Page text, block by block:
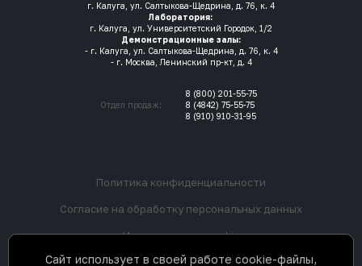
г. Калуга, ул. Салтыкова-Щедрина, д. 76, к. 4
Лаборатория:
г. Калуга, ул. Университетский Городок, 1/2
Демонстрационные залы:
- г. Калуга, ул. Салтыкова-Щедрина, д. 76, к. 4
- г. Москва, Ленинский пр-кт, д. 4
Отдел продаж:
8 (800) 201-55-75
8 (4842) 75-55-75
8 (910) 910-31-95
Политика конфиденциальности
Согласие на обработку персональных данных
Использование cookie
Сайт использует в своей работе cookie-файлы,